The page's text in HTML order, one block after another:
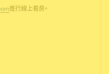
進行線上看房。